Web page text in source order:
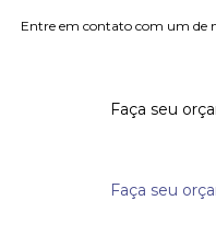
Entre em contato com um de
Faça seu
Faça seu